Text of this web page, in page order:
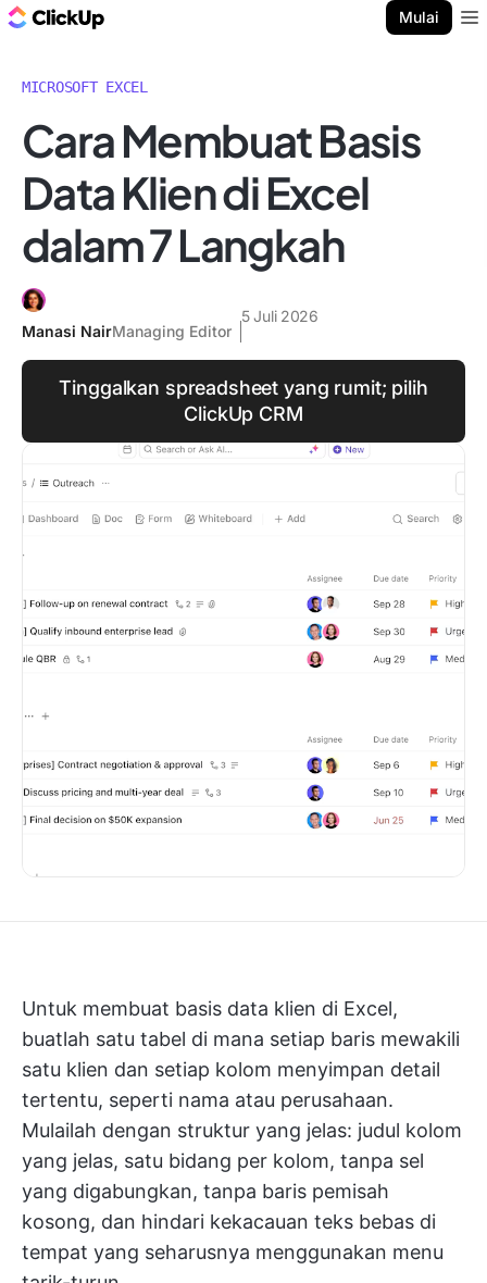
Mulai
MICROSOFT EXCEL
Cara Membuat Basis
Data Klien di Excel
dalam 7 Langkah
Manasi NairManaging Editor
5 Juli 2026
Tinggalkan spreadsheet yang rumit; pilih
ClickUp CRM
Untuk membuat basis data klien di Excel,
buatlah satu tabel di mana setiap baris mewakili
satu klien dan setiap kolom menyimpan detail
tertentu, seperti nama atau perusahaan.
Mulailah dengan struktur yang jelas: judul kolom
yang jelas, satu bidang per kolom, tanpa sel
yang digabungkan, tanpa baris pemisah
kosong, dan hindari kekacauan teks bebas di
tempat yang seharusnya menggunakan menu